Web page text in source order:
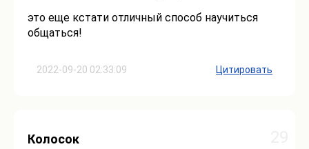
2022-09-20 02:33:09
это еще кстати отличный способ научиться
общаться!
Цитировать
Колосок